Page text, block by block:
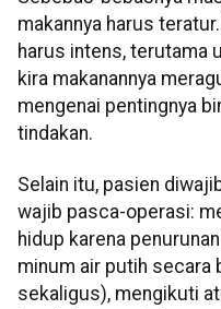
makannya harus
harus intens, terutama
kira makanannya
mengenai pentingnya
tindakan.
Selain itu, pasien
wajib pasca-operasi:
hidup karena
minum air putih secara
sekaligus), mengikuti